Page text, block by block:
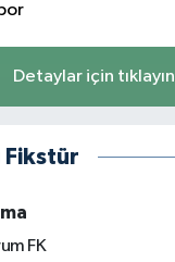
Detaylar için tıklayın
Fikstür
FK